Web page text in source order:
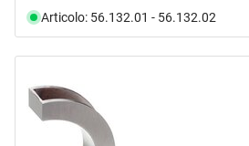
Articolo: 56.132.01 - 56.132.02